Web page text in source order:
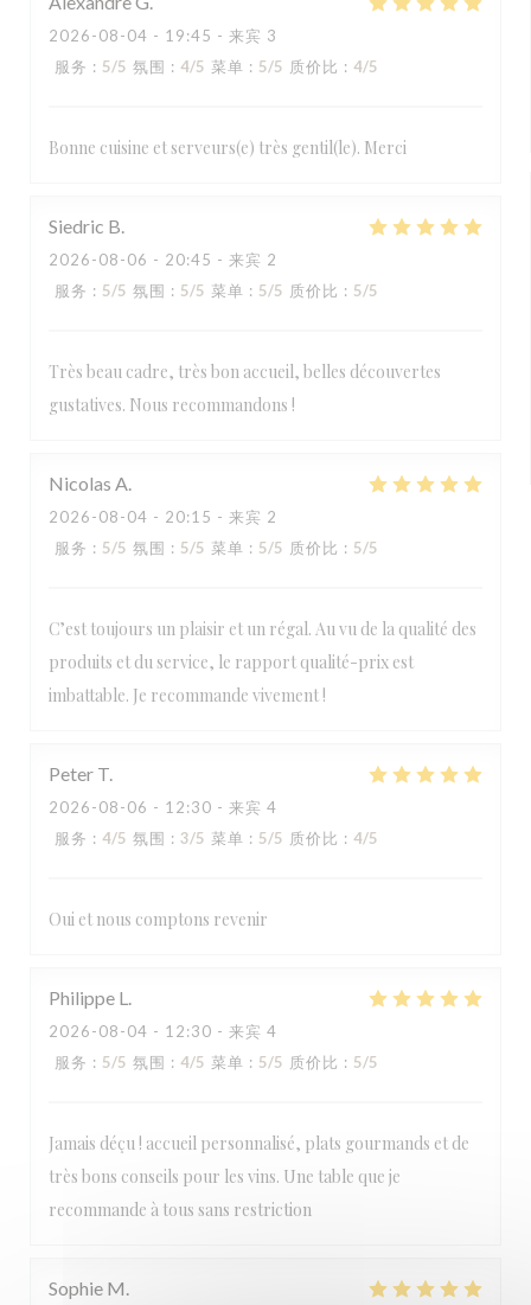
2026-08-04 - 19:45 - 来宾 3
服务 : 5/5 氛围 : 4/5 菜单 : 5/5 质价比 : 4/5
Bonne cuisine et serveurs(e) très gentil(le). Merci
Siedric B
2026-08-06 - 20:45 - 来宾 2
服务 : 5/5 氛围 : 5/5 菜单 : 5/5 质价比 : 5/5
Très beau cadre, très bon accueil, belles découvertes
gustatives. Nous recommandons !
Nicolas A
2026-08-04 - 20:15 - 来宾 2
服务 : 5/5 氛围 : 5/5 菜单 : 5/5 质价比 : 5/5
C’est toujours un plaisir et un régal. Au vu de la qualité des
produits et du service, le rapport qualité-prix est
imbattable. Je recommande vivement !
Peter T
2026-08-06 - 12:30 - 来宾 4
服务 : 4/5 氛围 : 3/5 菜单 : 5/5 质价比 : 4/5
Oui et nous comptons revenir
Philippe L
2026-08-04 - 12:30 - 来宾 4
服务 : 5/5 氛围 : 4/5 菜单 : 5/5 质价比 : 5/5
Jamais déçu ! accueil personnalisé, plats gourmands et de
très bons conseils pour les vins. Une table que je
recommande à tous sans restriction
Sophie M
LA TABLE DE CATUSSEAU